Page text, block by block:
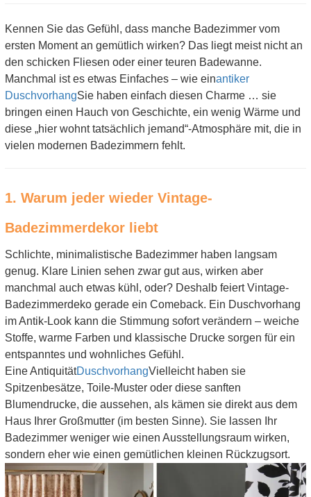
Kennen Sie das Gefühl, dass manche Badezimmer vom
ersten Moment an gemütlich wirken? Das liegt meist nicht an
den schicken Fliesen oder einer teuren Badewanne.
Manchmal ist es etwas Einfaches – wie einantiker
DuschvorhangSie haben einfach diesen Charme … sie
bringen einen Hauch von Geschichte, ein wenig Wärme und
diese „hier wohnt tatsächlich jemand“-Atmosphäre mit, die in
vielen modernen Badezimmern fehlt.
1. Warum jeder wieder Vintage-
Badezimmerdekor liebt
Schlichte, minimalistische Badezimmer haben langsam
genug. Klare Linien sehen zwar gut aus, wirken aber
manchmal auch etwas kühl, oder? Deshalb feiert Vintage-
Badezimmerdeko gerade ein Comeback. Ein Duschvorhang
im Antik-Look kann die Stimmung sofort verändern – weiche
Stoffe, warme Farben und klassische Drucke sorgen für ein
entspanntes und wohnliches Gefühl.
Eine AntiquitätDuschvorhangVielleicht haben sie
Spitzenbesätze, Toile-Muster oder diese sanften
Blumendrucke, die aussehen, als kämen sie direkt aus dem
Haus Ihrer Großmutter (im besten Sinne). Sie lassen Ihr
Badezimmer weniger wie einen Ausstellungsraum wirken,
sondern eher wie einen gemütlichen kleinen Rückzugsort.